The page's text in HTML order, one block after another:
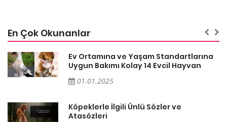
En Çok Okunanlar
Ev Ortamına ve Yaşam Standartlarına
Uygun Bakımı Kolay 14 Evcil Hayvan
01.01.2025
Köpeklerle İlgili Ünlü Sözler ve
Atasözleri